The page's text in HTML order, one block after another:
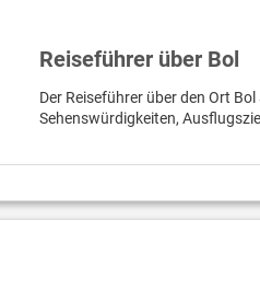
Reiseführer über Bol
Der Reiseführer über den Ort
Sehenswürdigkeiten,